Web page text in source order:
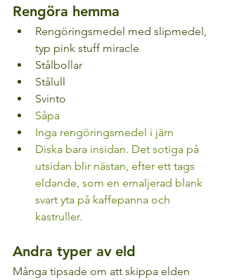
Rengöra hemma
Rengöringsmedel med slipmedel,
typ pink stuff miracle
Stålbollar
Stålull
Svinto
Såpa
Inga rengöringsmedel i järn
Diska bara insidan. Det sotiga på
utsidan blir nästan, efter ett tags
eldande, som en emaljerad blank
svart yta på kaffepanna och
kastruller.
Andra typer av eld
Många tipsade om att skippa elden